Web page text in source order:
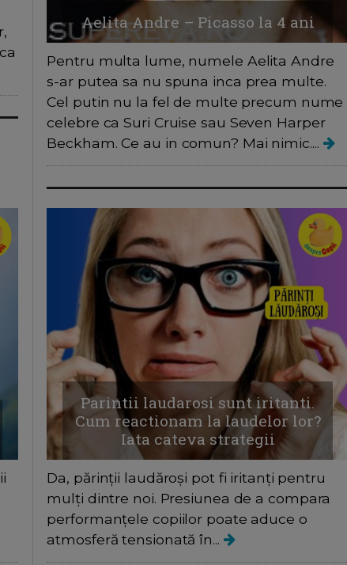
Aelita Andre – Picasso la 4 ani
Pentru multa lume, numele Aelita Andre
s-ar putea sa nu spuna inca prea multe.
Cel putin nu la fel de multe precum nume
celebre ca Suri Cruise sau Seven Harper
Beckham. Ce au in comun? Mai nimic....
Parintii laudarosi sunt iritanti.
Cum reactionam la laudelor lor?
Iata cateva strategii
Da, părinții laudăroși pot fi iritanți pentru
mulți dintre noi. Presiunea de a compara
performanțele copiilor poate aduce o
atmosferă tensionată în...